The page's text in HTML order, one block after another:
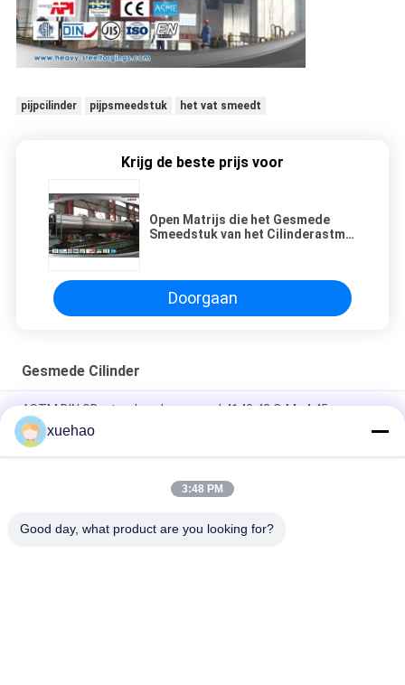
pijpcilinder pijpsmeedstuk het vat smeedt
Krijg de beste prijs voor
Open Matrijs die het Gesmede
Smeedstuk van het Cilinderastm
Doorgaan
Gesmede Cilinder
ASTM DIN GB-standaard gesmeed 4140 42 CrMo4 45
Oliecilinder Hydraulische cilinder
ASTM Vormgegeven Open Smeedcilinder Vat Vat Smeden
ASTM DIN-standaard Hoogdrukketelbuizen, gevormd buis van
xuehao
3:48 PM
Good day, what product are you looking for?